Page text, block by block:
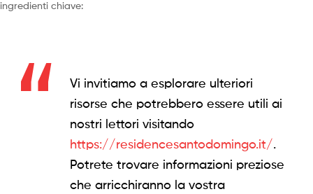
ingredienti chiave:
Vi invitiamo a esplorare ulteriori
risorse che potrebbero essere utili ai
nostri lettori visitando
https://residencesantodomingo.it/.
Potrete trovare informazioni preziose
che arricchiranno la vostra